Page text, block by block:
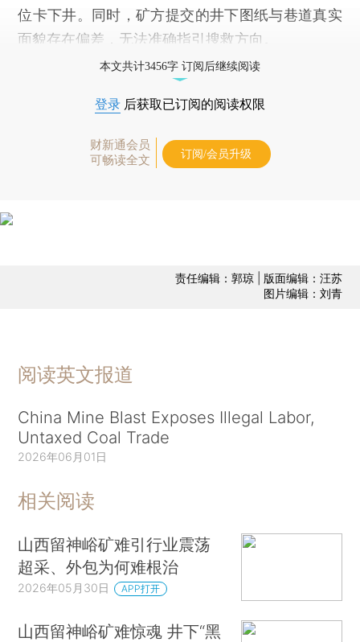
位卡下井。同时，矿方提交的井下图纸与巷道真实
面貌存在偏差，无法准确指引搜救方向。
本文共计3456字 订阅后继续阅读
登录 后获取已订阅的阅读权限
财新通会员
可畅读全文
订阅/会员升级
责任编辑：郭琼 | 版面编辑：汪苏
图片编辑：刘青
阅读英文报道
China Mine Blast Exposes Illegal Labor,
Untaxed Coal Trade
2026年06月01日
相关阅读
山西留神峪矿难引行业震荡
超采、外包为何难根治
2026年05月30日 APP打开
山西留神峪矿难惊魂 井下“黑